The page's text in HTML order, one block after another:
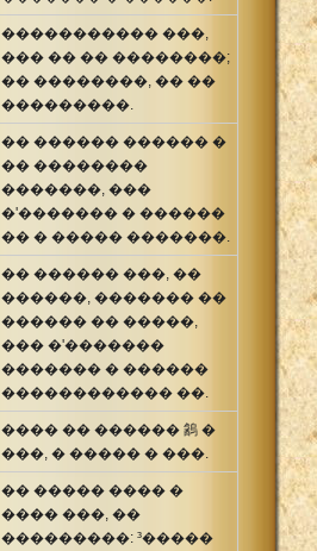
����������� ���,
��� �� �� ��������;
�� ��������, �� ��
���������.
�� ������ ������ �
�� ��������
�������, ���
�'������� � ������
�� � ����� �������.
�� ������ ���, ��
������, ������� ��
������ �� �����,
��� �'�������
������� � ������
������������ ��.
���� �� ������ 䳺 �
���, � ����� � ���.
�� ����� ���� �
���� ���, ��
���������: ³�����